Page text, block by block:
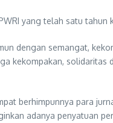
yang telah satu tahun
dengan semangat,
kekompakan,
berhimpunnya para
adanya penyatuan